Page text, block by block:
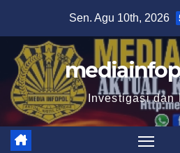
content
Sen. Agu 10th, 2026
Investigasi dan